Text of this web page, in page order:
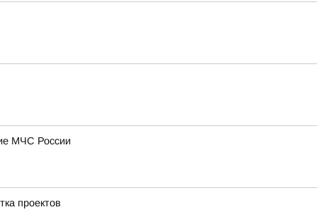
МЧС России
проектов